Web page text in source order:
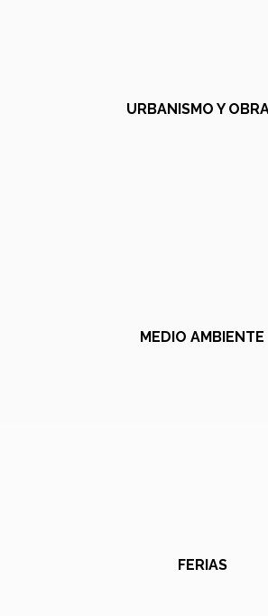
URBANISMO Y
MEDIO AMBIENTE
FERIAS